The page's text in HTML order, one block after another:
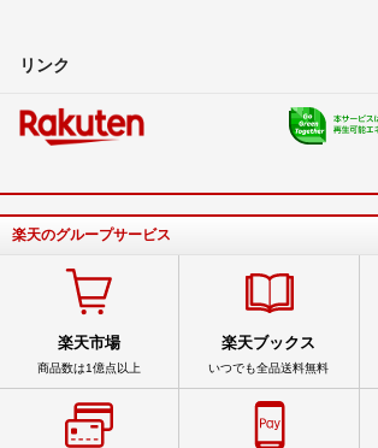
リンク
楽天のグループサービス
楽天市場
商品数は1億点以上
楽天ブックス
いつでも全品送料無料